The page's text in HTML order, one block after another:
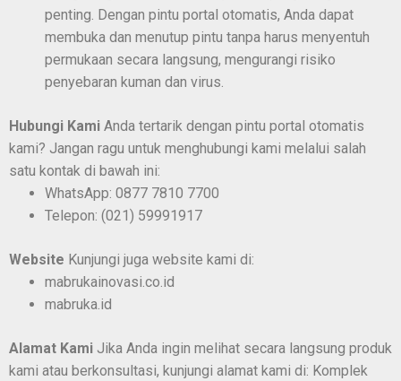
penting. Dengan pintu portal otomatis, Anda dapat
membuka dan menutup pintu tanpa harus menyentuh
permukaan secara langsung, mengurangi risiko
penyebaran kuman dan virus.
Hubungi Kami Anda tertarik dengan pintu portal otomatis
kami? Jangan ragu untuk menghubungi kami melalui salah
satu kontak di bawah ini:
WhatsApp: 0877 7810 7700
Telepon: (021) 59991917
Website Kunjungi juga website kami di:
mabrukainovasi.co.id
mabruka.id
Alamat Kami Jika Anda ingin melihat secara langsung produk
kami atau berkonsultasi, kunjungi alamat kami di: Komplek